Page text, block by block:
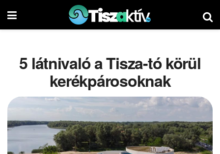
5 látnivaló a Tisza-tó körül
kerékpárosoknak